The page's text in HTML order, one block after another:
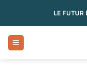
LE FUTUR